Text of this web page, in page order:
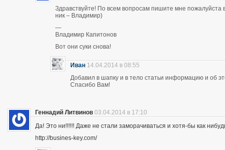
Здравствуйте! По всем вопросам пишите мне
ник – Владимир)
—
Владимир Капитонов
Вот они суки снова!
Иван 14.04.2014 в 08:55
Добавил в шапку и в тело статьи информацию и об
Спасибо Вам!
Геннадий Литвинов 03.04.2014 в 17:10
Да! Это ни!!!!!! Даже не стали заморачиваться и хотя-бы как
http://busines-key.com/